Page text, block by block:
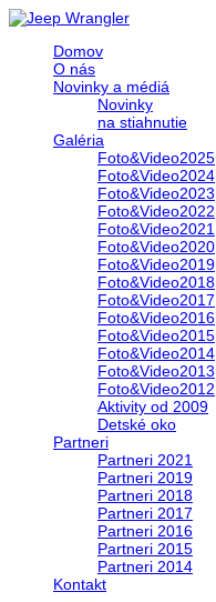
Domov
O nás
Novinky a médiá
Novinky
na stiahnutie
Galéria
Foto&Video2025
Foto&Video2024
Foto&Video2023
Foto&Video2022
Foto&Video2021
Foto&Video2020
Foto&Video2019
Foto&Video2018
Foto&Video2017
Foto&Video2016
Foto&Video2015
Foto&Video2014
Foto&Video2013
Foto&Video2012
Aktivity od 2009
Detské oko
Partneri
Partneri 2021
Partneri 2019
Partneri 2018
Partneri 2017
Partneri 2016
Partneri 2015
Partneri 2014
Kontakt